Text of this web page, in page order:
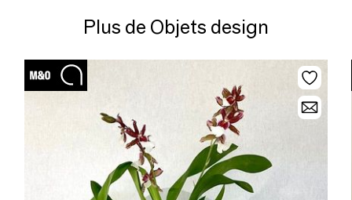
Plus de Objets design